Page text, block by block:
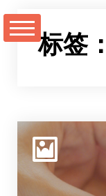
至
标签：